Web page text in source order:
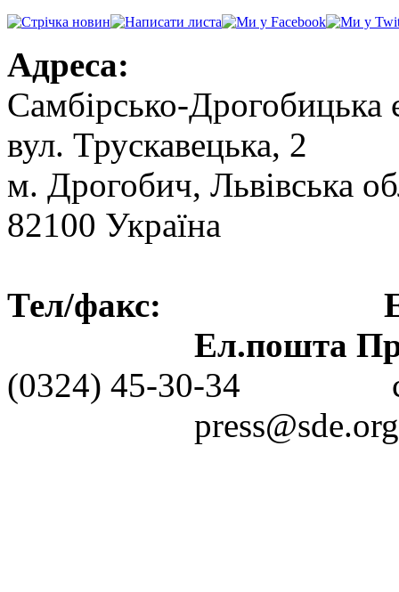
Адреса:
Самбірсько-Дрогобицька
вул. Трускавецька, 2
м. Дрогобич, Львівська
82100 Україна
Тел/факс:
Ел.пошта
(0324) 45-30-